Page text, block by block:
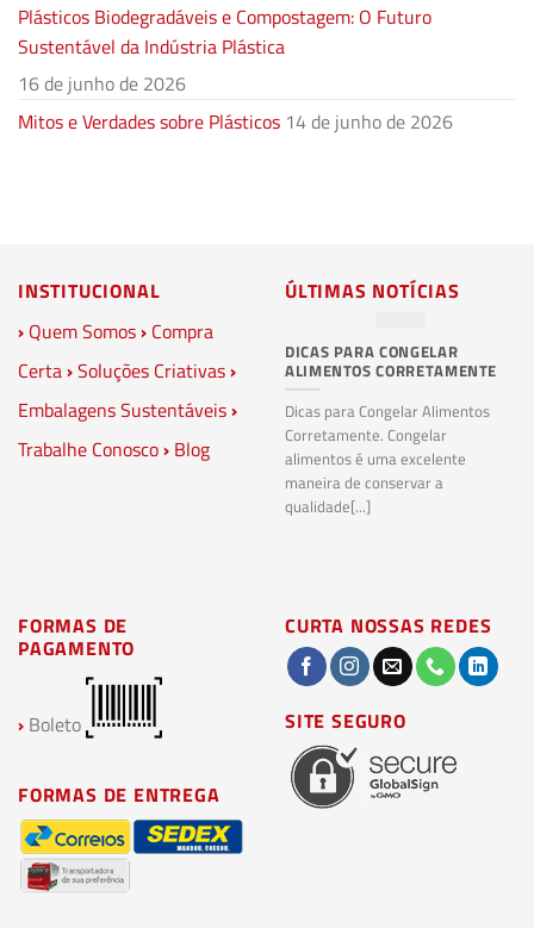
Plásticos Biodegradáveis e Compostagem: O Futuro
Sustentável da Indústria Plástica
16 de junho de 2026
Mitos e Verdades sobre Plásticos 14 de junho de 2026
INSTITUCIONAL
› Quem Somos› Compra
Certa›Soluções Criativas›
Embalagens Sustentáveis›
Trabalhe Conosco› Blog
ÚLTIMAS NOTÍCIAS
DICAS PARA CONGELAR
ALIMENTOS CORRETAMENTE
Dicas para Congelar Alimentos
Corretamente. Congelar
alimentos é uma excelente
maneira de conservar a
qualidade[...]
FORMAS DE
PAGAMENTO
› Boleto
FORMAS DE ENTREGA
CURTA NOSSAS REDES
SITE SEGURO